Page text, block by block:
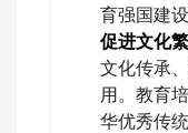
育强国建
促进文化
文化传承
用。教育
华优秀传